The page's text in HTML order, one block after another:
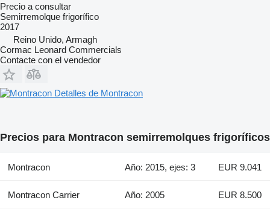
Precio a consultar
Semirremolque frigorífico
2017
Reino Unido, Armagh
Cormac Leonard Commercials
Contacte con el vendedor
Detalles de Montracon
Precios para Montracon semirremolques frigoríficos
Montracon Año: 2015, ejes: 3 EUR 9.041
Montracon Carrier Año: 2005 EUR 8.500